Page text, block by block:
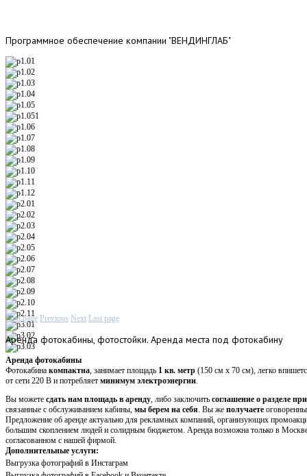
Программное обеспечение компании "ВЕНДИНГЛАБ"
First page Previous Next Last page
Аренда фотокабины, фотостойки. Аренда места под фотокабину
Аренда фотокабины
Фотокабина компактна, занимает площадь 1 кв. метр (150 см х 70 см), легко
от сети 220 В и потребляет минимум электроэнергии.
Вы можете сдать нам площадь в аренду, либо заключить соглашение о разделе
связанные с обслуживанием кабины, мы берем на себя. Вы же получаете
Предложение об аренде актуально для рекламных компаний, организующих
большим скоплением людей и солидным бюджетом. Аренда возможна только в Москве
согласованном с нашей фирмой.
Дополнительные услуги:
Выгрузка фотографий в Инстаграм